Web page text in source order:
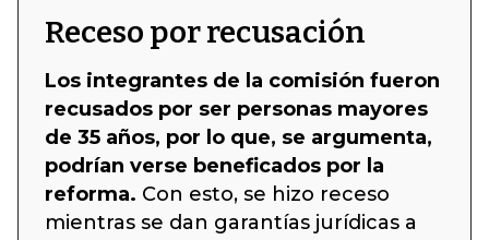
Receso por recusación
Los integrantes de la comisión fueron
recusados por ser personas mayores
de 35 años, por lo que, se argumenta,
podrían verse beneficados por la
reforma. Con esto, se hizo receso
mientras se dan garantías jurídicas a